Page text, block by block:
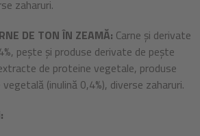
zaharuri.
DE TON ÎN ZEAMĂ: Carne și derivate
pește și produse derivate de pește
de proteine vegetale, produse
(inulină 0,4%), diverse zaharuri.